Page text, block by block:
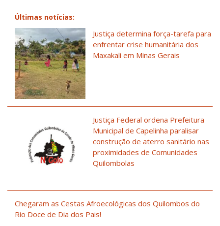
Últimas notícias:
Justiça determina força-tarefa para
enfrentar crise humanitária dos
Maxakali em Minas Gerais
Justiça Federal ordena Prefeitura
Municipal de Capelinha paralisar
construção de aterro sanitário nas
proximidades de Comunidades
Quilombolas
Chegaram as Cestas Afroecológicas dos Quilombos do
Rio Doce de Dia dos Pais!